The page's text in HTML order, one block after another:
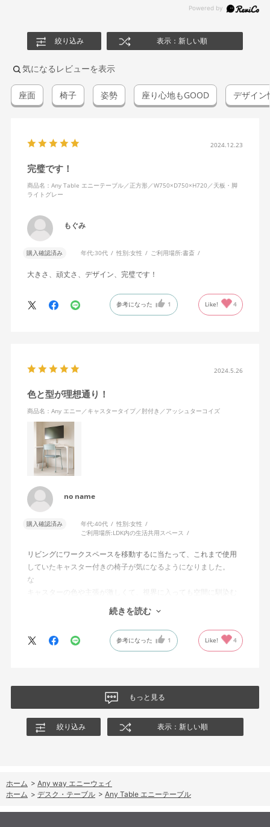
絞り込み 表示：新しい順
気になるレビューを表示
座面 椅子 姿勢 座り心地もGOOD デザイン
2024.12.23
完璧です！
商品名：Any Table エニーテーブル／正方形／W750×D750×H720／天板・脚
ライトグレー
もぐみ
購入確認済み 年代:30代 性別:女性 ご利用場所:書斎
大きさ、頑丈さ、デザイン、完璧です！
参考になった 1 Like! 4
2024.5.26
色と型が理想通り！
商品名：Any エニー／キャスタータイプ／肘付き／アッシュターコイズ
no name
購入確認済み 年代:40代 性別:女性
ご利用場所:LDK内の生活共用スペース
リビングにワークスペースを移動するに当たって、これまで使用
していたキャスター付きの椅子が気になるようになりました。
な
キャスターの色や主張が激しくて、視界に入っても空間に馴染む
ような椅子はないかなと探し、コクヨの椅子に辿り着きました。
椅子にしては珍しい色で、実際にみていないので不安でしたが杞
憂に終わりました。リビング空間に合っていると思います。
続きを読む
参考になった 1 Like! 4
もっと見る
絞り込み 表示：新しい順
ホーム > Any way エニーウェイ
ホーム > デスク・テーブル > Any Table エニーテーブル